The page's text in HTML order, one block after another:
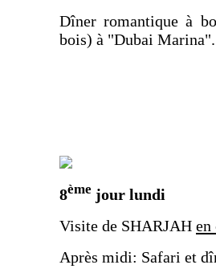
Dînerromantique à
bois) à "Dubai Marina"
8ème jour lundi
Visite de SHARJAH en
Après midi: Safari et